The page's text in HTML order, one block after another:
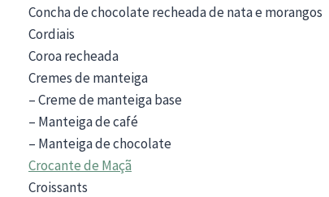
Concha de chocolate recheada de nata e morangos
Cordiais
Coroa recheada
Cremes de manteiga
– Creme de manteiga base
– Manteiga de café
– Manteiga de chocolate
Crocante de Maçã
Croissants